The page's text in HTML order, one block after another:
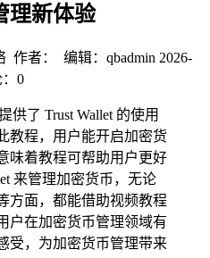
理新体验
作者： 编辑：qbadmin 2026-
0
供了 Trust Wallet 的使用
教程，用户能开启加密货
味着教程可帮助用户更好
来管理加密货币，无论
方面，都能借助视频教程
户在加密货币管理领域有
受，为加密货币管理带来